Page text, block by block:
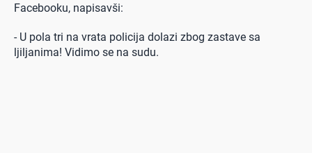
Facebooku, napisavši:
- U pola tri na vrata policija dolazi zbog zastave sa
ljiljanima! Vidimo se na sudu.